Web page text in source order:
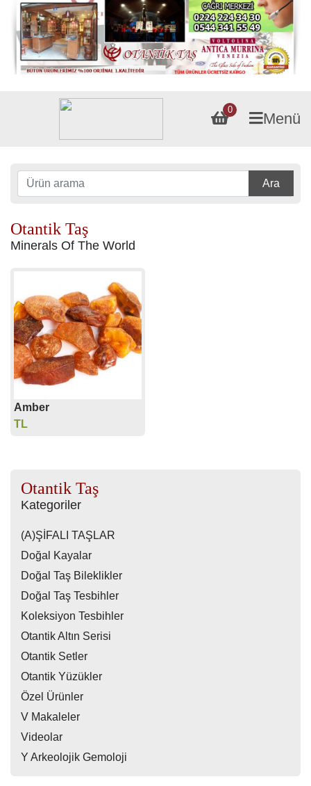
0
Menü
Ara
Otantik Taş
Minerals Of The World
Amber
TL
Otantik Taş
Kategoriler
(A)ŞİFALI TAŞLAR
Doğal Kayalar
Doğal Taş Bileklikler
Doğal Taş Tesbihler
Koleksiyon Tesbihler
Otantik Altın Serisi
Otantik Setler
Otantik Yüzükler
Özel Ürünler
V Makaleler
Videolar
Y Arkeolojik Gemoloji